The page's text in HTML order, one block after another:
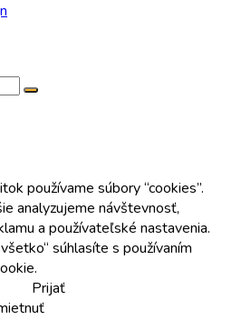
používame súbory “cookies”.
analyzujeme návštevnosť,
a používateľské nastavenia.
súhlasíte s používaním
Prijať